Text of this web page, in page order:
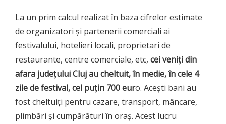
La un prim calcul realizat în baza cifrelor estimate
de organizatori și partenerii comerciali ai
festivalului, hotelieri locali, proprietari de
restaurante, centre comerciale, etc, cei veniți din
afara județului Cluj au cheltuit, în medie, în cele 4
zile de festival, cel puțin 700 euro. Acești bani au
fost cheltuiți pentru cazare, transport, mâncare,
plimbări și cumpărături în oraș. Acest lucru